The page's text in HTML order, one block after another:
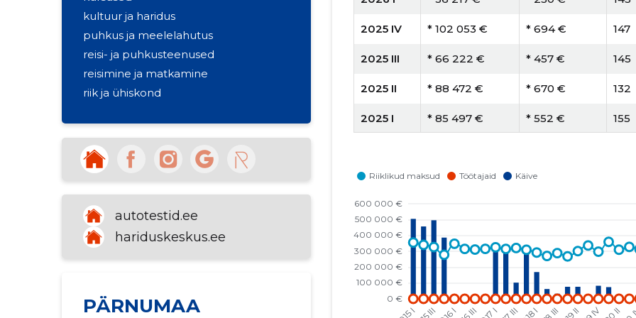
kultuur ja haridus
puhkus ja meelelahutus
reisi- ja puhkusteenused
reisimine ja matkamine
riik ja ühiskond
autotestid.ee
hariduskeskus.ee
PÄRNUMAA
2025 IV * 102 053 € * 694 € 147
2025 III * 66 222 € * 457 € 145
2025 II * 88 472 € * 670 € 132
2025 I * 85 497 € * 552 € 155
2024 III * 49 675 € * 343 €
2024 II
2024 I * 77 381 € 151
2023 IV
2023 III * 33 697 € * 223 € 151